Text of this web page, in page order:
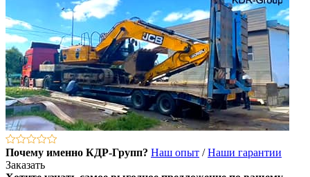
Почему именно КДР-Групп? Наш опыт /Наши гарантии
Заказать